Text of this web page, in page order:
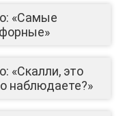
«Самые
«Скалли, это
наблюдаете?»